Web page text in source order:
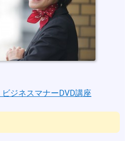
ジネスマナーDVD講座